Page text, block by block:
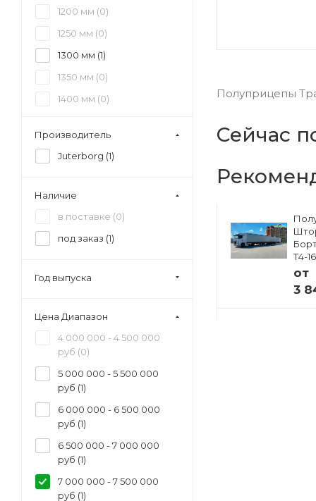
Полуприцепы
Сейчас
Полуприцеп
Т4-
от
3
1200 мм (0)
1250 мм (0)
1300 мм (1)
1350 мм (0)
1400 мм (0)
1500 мм (
0 )
Производитель
Juterborg (1)
Наличие
в поставке (0)
под заказ (1)
Год выпуска
Цена Диапазон
4 000 000 - 4 500 000
руб (0)
5 000 000 - 5 500 000
руб (1)
6 000 000 - 6 500 000
руб (1)
6 500 000 - 7 000 000
руб (1)
7 000 000 - 7 500 000
руб (1)